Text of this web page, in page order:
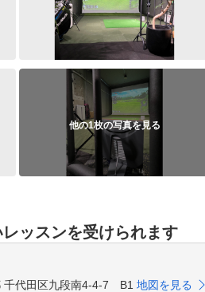
他の1枚の写真を見る
ッスンを受けられます
千代田区九段南4-4-7 B1 地図を見る